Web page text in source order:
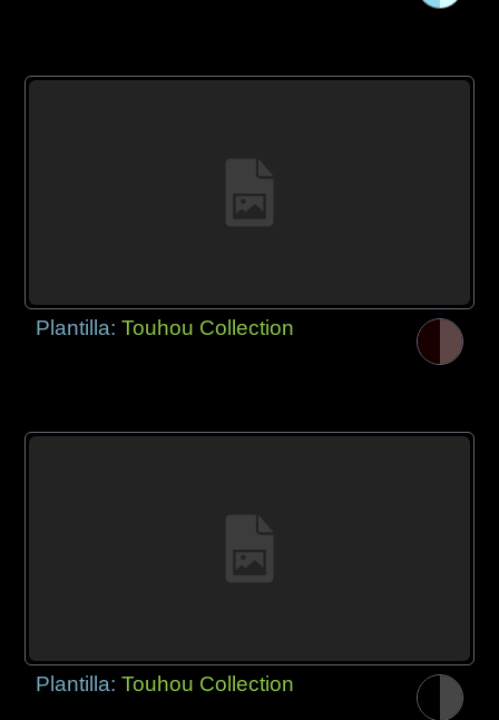
Plantilla:Touhou Collection
Plantilla:Touhou Collection